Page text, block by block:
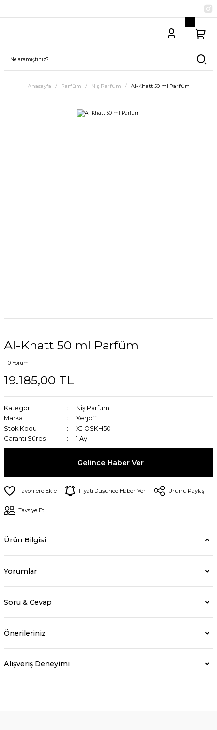
Anasayfa Parfüm Niş Parfüm Al-Khatt 50 ml Parfüm
Al-Khatt 50 ml Parfüm
0 Yorum
19.185,00 TL
Kategori
Niş Parfüm
Marka
Xerjoff
Stok Kodu
XJ OSKH50
Garanti Süresi
1 Ay
Gelince Haber Ver
Fiyatı Düşünce Haber Ver Ürünü Paylaş
Tavsiye Et
Ürün Bilgisi
Yorumlar
Soru & Cevap
Önerileriniz
Alışveriş Deneyimi